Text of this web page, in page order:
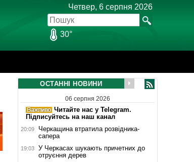
Четвер, 6 серпня 2026
30°
ОСТАННІ НОВИНИ
06 серпня 2026
Читайте нас у Telegram.
Підписуйтесь на наш канал
20:09
Черкащина втратила розвідника-
сапера
19:03
У Черкасах шукають причетних до
отруєння дерев